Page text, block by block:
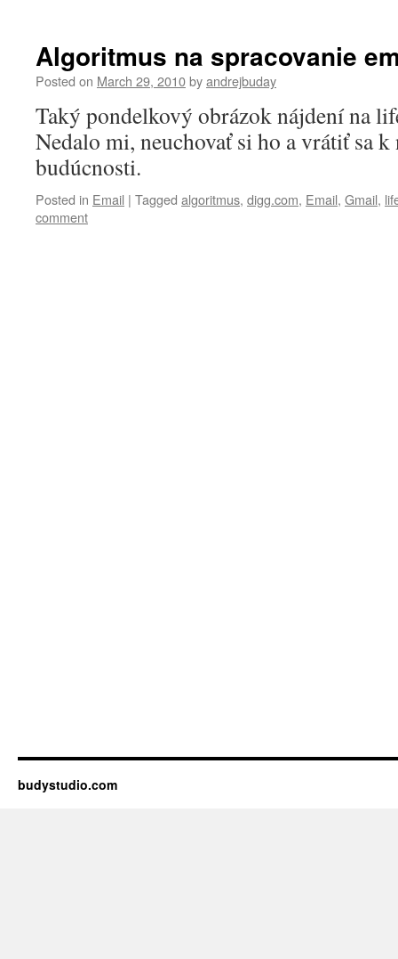
Algoritmus na spracovanie
Posted on March 29, 2010byandrejbuday
Taký pondelkový obrázok nájdení na
Nedalo mi, neuchovať si ho a vrátiť sa
budúcnosti.
Posted in Email | Tagged algoritmus, digg.com, Email, Gmail,
comment
budystudio.com